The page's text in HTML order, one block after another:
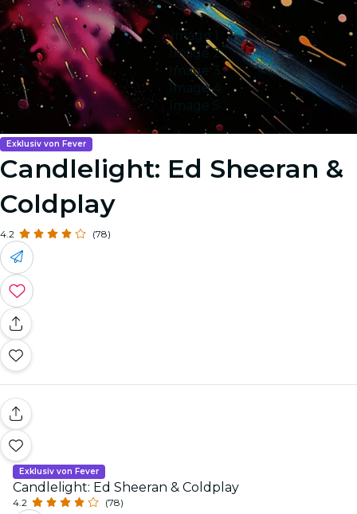
Image 1
Image 2
Image 3
Image 4
Image 5
Exklusiv von Fever
Candlelight: Ed Sheeran &
Coldplay
4.2 (78)
Exklusiv von Fever
Candlelight: Ed Sheeran & Coldplay
4.2 (78)